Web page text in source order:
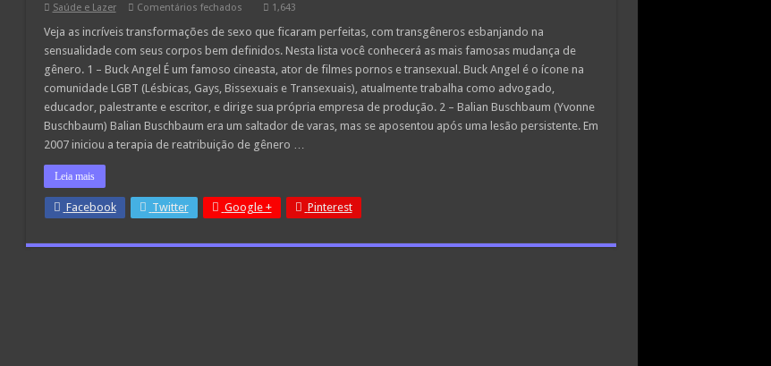
Saúde e Lazer Comentários fechadosem
os
homens
conhecidos
que
nasceram
1,643
Veja as incríveis transformações de sexo que ficaram perfeitas, com transgêneros esbanjando na
sensualidade com seus corpos bem definidos. Nesta lista você conhecerá as mais famosas mudança de
gênero. 1 – Buck Angel É um famoso cineasta, ator de filmes pornos e transexual. Buck Angel é o ícone na
comunidade LGBT (Lésbicas, Gays, Bissexuais e Transexuais), atualmente trabalha como advogado,
educador, palestrante e escritor, e dirige sua própria empresa de produção. 2 – Balian Buschbaum (Yvonne
Buschbaum) Balian Buschbaum era um saltador de varas, mas se aposentou após uma lesão persistente. Em
2007 iniciou a terapia de reatribuição de gênero …
Leia mais
Facebook Twitter Google + Pinterest